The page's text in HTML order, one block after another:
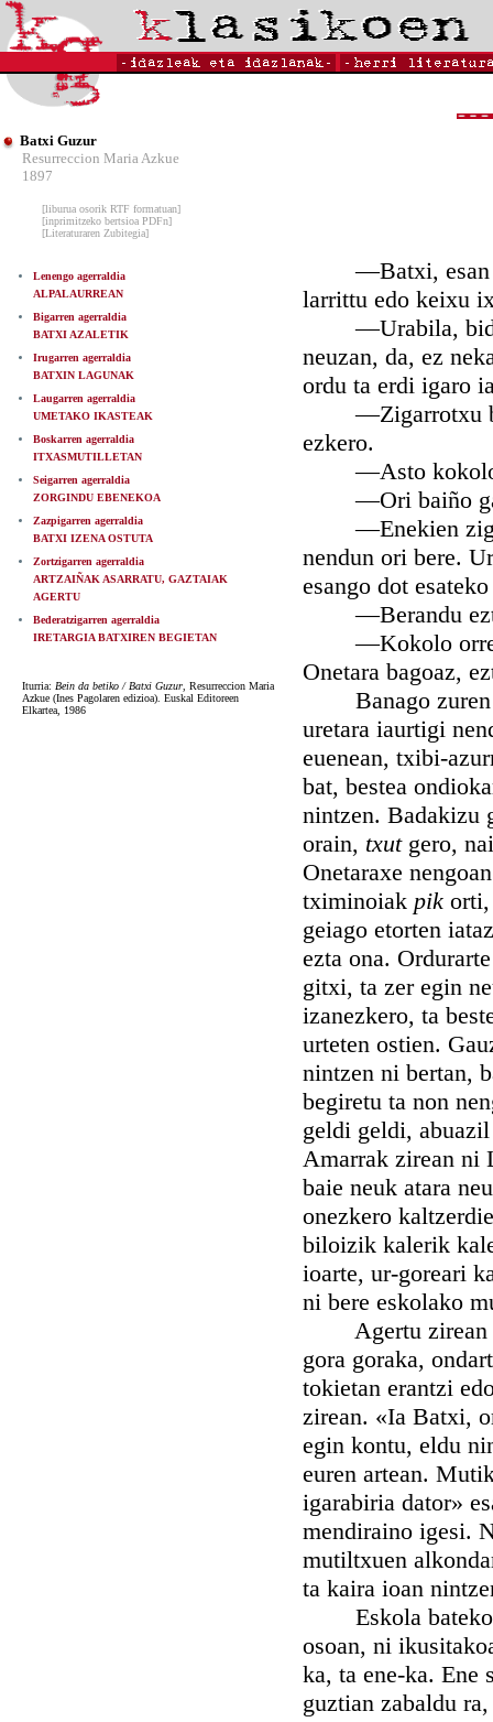
Batxi Guzur
Resurreccion Maria Azkue
1897
[liburua osorik RTF formatuan]
[inprimitzeko bertsioa PDFn]
[Literaturaren Zubitegia]
Lenengo agerraldia
ALPALAURREAN
Bigarren agerraldia
BATXI AZALETIK
Irugarren agerraldia
BATXIN LAGUNAK
Laugarren agerraldia
UMETAKO IKASTEAK
Boskarren agerraldia
ITXASMUTILLETAN
Seigarren agerraldia
ZORGINDU EBENEKOA
Zazpigarren agerraldia
BATXI IZENA OSTUTA
Zortzigarren agerraldia
ARTZAIÑAK ASARRATU, GAZTAIAK
AGERTU
Bederatzigarren agerraldia
IRETARGIA BATXIREN BEGIETAN
Iturria: Bein da betiko / Batxi Guzur , Resurreccion Maria
Azkue (Ines Pagolaren edizioa). Euskal Editoreen
Elkartea, 1986
—Batxi, esan
larrittu edo keixu
—Urabila, bide-
neuzan, da, ez
ordu ta erdi igaro
—Zigarrotxu bat
ezkero.
—Asto
—Ori baiño
—Enekien
nendun ori bere.
esango dot
—Berandu ezta
—Kokolo orrek,
Onetara bagoaz,
Banago zuren
uretara iaurtigi
euenean, txibi-
bat, bestea
nintzen. Badakizu
orain, txutgero,
Onetaraxe
tximinoiak pik
geiago etorten
ezta ona.
gitxi, ta zer egin
izanezkero, ta
urteten ostien.
nintzen ni bertan,
begiretu ta non
geldi geldi,
Amarrak zirean ni
baie neuk atara
onezkero
biloizik kalerik
ioarte, ur-goreari
ni bere eskolako
Agertu zirean
gora goraka,
tokietan erantzi
zirean. «Ia Batxi,
egin kontu, eldu
euren artean.
igarabiria dator»
mendiraino igesi.
mutiltxuen
ta kaira ioan
Eskola bateko
osoan, ni
ka, ta ene-ka. Ene
guztian zabaldu